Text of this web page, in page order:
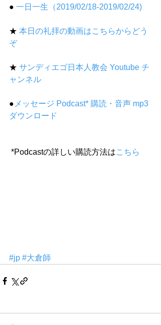
● 一日一生（2019/02/18-2019/02/24)
★ 本日の礼拝の動画はこちらからどう
ぞ
★ サンディエゴ日本人教会 Youtube チ
ャンネル
● メッセージ Podcast* 購読・音声 mp3
ダウンロード
*Podcastの詳しい購読方法はこちら
#jp #大倉師